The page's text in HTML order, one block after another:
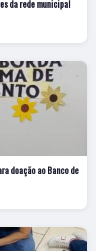
da rede municipal